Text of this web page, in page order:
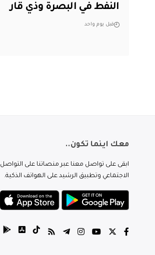
النفط في البصرة وذي قار
قبل يوم واحد
معك اينما تكون..
ابقى على تواصل معنا عبر منصاتنا على التواصل
الاجتماعي وتطبيق الرشيد على الهواتف الذكية.